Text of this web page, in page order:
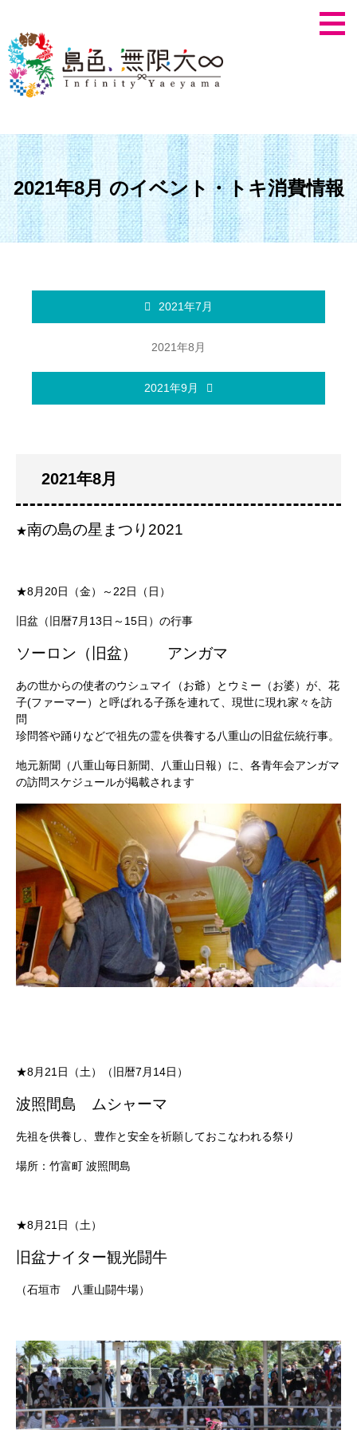
2021年8月 のイベント・トキ消費情報
2021年7月
2021年8月
2021年9月
2021年8月
★南の島の星まつり2021
★8月20日（金）～22日（日）
旧盆（旧暦7月13日～15日）の行事
ソーロン（旧盆） アンガマ
あの世からの使者のウシュマイ（お爺）とウミー（お婆）が、花
子(ファーマー）と呼ばれる子孫を連れて、現世に現れ家々を訪
問
珍問答や踊りなどで祖先の霊を供養する八重山の旧盆伝統行事。
地元新聞（八重山毎日新聞、八重山日報）に、各青年会アンガマ
の訪問スケジュールが掲載されます
★8月21日（土）（旧暦7月14日）
波照間島 ムシャーマ
先祖を供養し、豊作と安全を祈願しておこなわれる祭り
場所：竹富町 波照間島
★8月21日（土）
旧盆ナイター観光闘牛
（石垣市 八重山闘牛場）